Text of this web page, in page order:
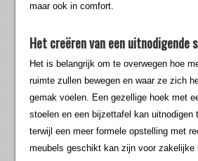
maar ook in comfort.
Het creëren van een uitnodigende
Het is belangrijk om te overwegen hoe
ruimte zullen bewegen en waar ze zich
gemak voelen. Een gezellige hoek met
stoelen en een bijzettafel kan uitnodigen
terwijl een meer formele opstelling met
meubels geschikt kan zijn voor zakelijke